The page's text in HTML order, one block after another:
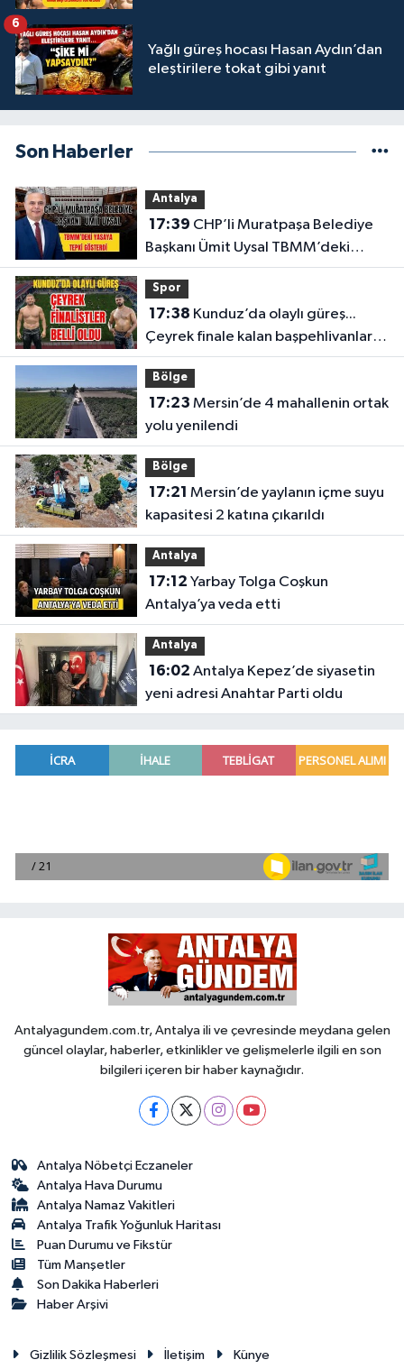
Yağlı güreş hocası Hasan Aydın’dan
eleştirilere tokat gibi yanıt
6
Son Haberler
Antalya
17:39
Başkanı Ümit Uysal TBMM’deki
yasaya tepki gösterdi
Spor
17:38
Çeyrek finale kalan başpehlivanlar
belli oldu
Bölge
17:23
yolu yenilendi
Bölge
17:21
kapasitesi 2 katına çıkarıldı
Antalya
17:12
Antalya’ya veda etti
Antalya
16:02
yeni adresi Anahtar Parti oldu
Antalyagundem.com.tr, Antalya ili ve çevresinde meydana gelen
güncel olaylar, haberler, etkinlikler ve gelişmelerle ilgili en son
bilgileri içeren bir haber kaynağıdır.
Antalya Nöbetçi Eczaneler
Antalya Hava Durumu
Antalya Namaz Vakitleri
Antalya Trafik Yoğunluk Haritası
Puan Durumu ve Fikstür
Tüm Manşetler
Son Dakika Haberleri
Haber Arşivi
Gizlilik Sözleşmesi İletişim
Künye